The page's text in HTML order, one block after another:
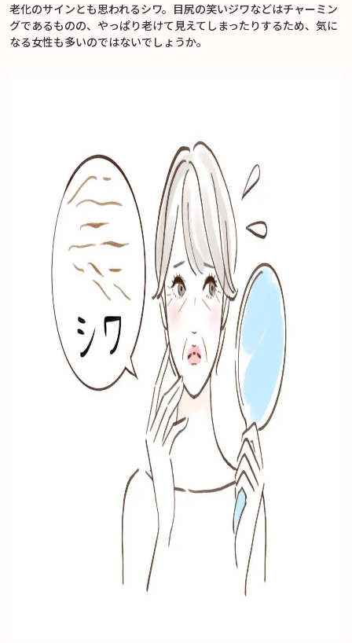
老化のサインとも思われるシワ。目尻の笑いジワなどはチャーミン
グであるものの、やっぱり老けて見えてしまったりするため、気に
なる女性も多いのではないでしょうか。